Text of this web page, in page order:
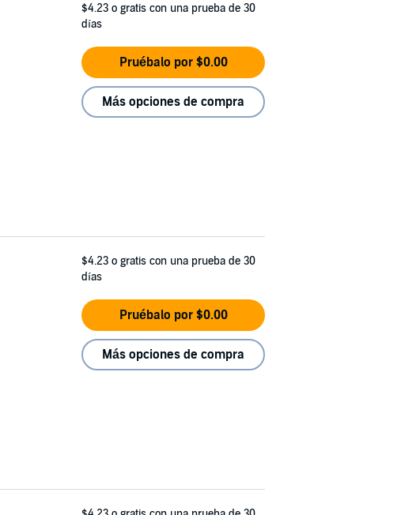
$4.23 o gratis con una prueba de 30
días
Pruébalo por $0.00
Más opciones de compra
$4.23 o gratis con una prueba de 30
días
Pruébalo por $0.00
Más opciones de compra